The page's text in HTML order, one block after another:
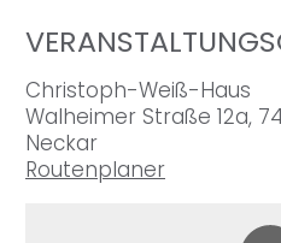
Christoph-Weiß-Haus
Walheimer Straße 12a,
Neckar
Routenplaner